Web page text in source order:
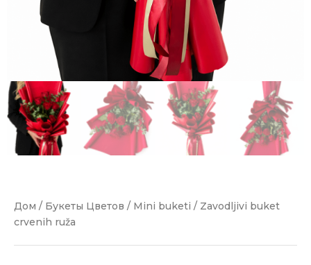
Дом / Букеты Цветов / Mini buketi / Zavodljivi buket
crvenih ruža